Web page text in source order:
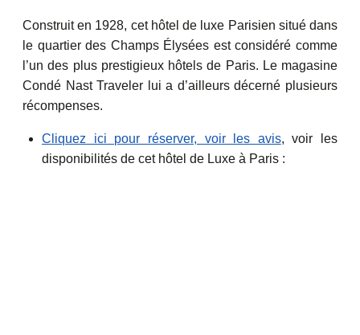
Construit en 1928, cet hôtel de luxe Parisien situé dans
le quartier des Champs Élysées est considéré comme
l’un des plus prestigieux hôtels de Paris. Le magasine
Condé Nast Traveler lui a d’ailleurs décerné plusieurs
récompenses.
Cliquez ici pour réserver, voir les avis, voir les
disponibilités de cet hôtel de Luxe à Paris :